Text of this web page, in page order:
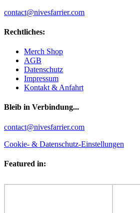
contact@nivesfarrier.com
Rechtliches:
Merch Shop
AGB
Datenschutz
Impressum
Kontakt & Anfahrt
Bleib in Verbindung...
Facebook
YouTube
Instagram
contact@nivesfarrier.com
Cookie- & Datenschutz-Einstellungen
Featured in: